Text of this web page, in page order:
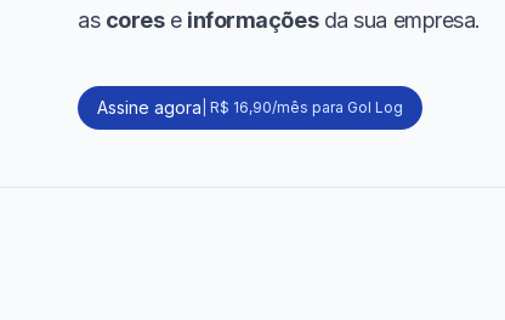
as corese informaçõesda sua empresa.
Assine agora R$ 16,90/mês para Gol Log